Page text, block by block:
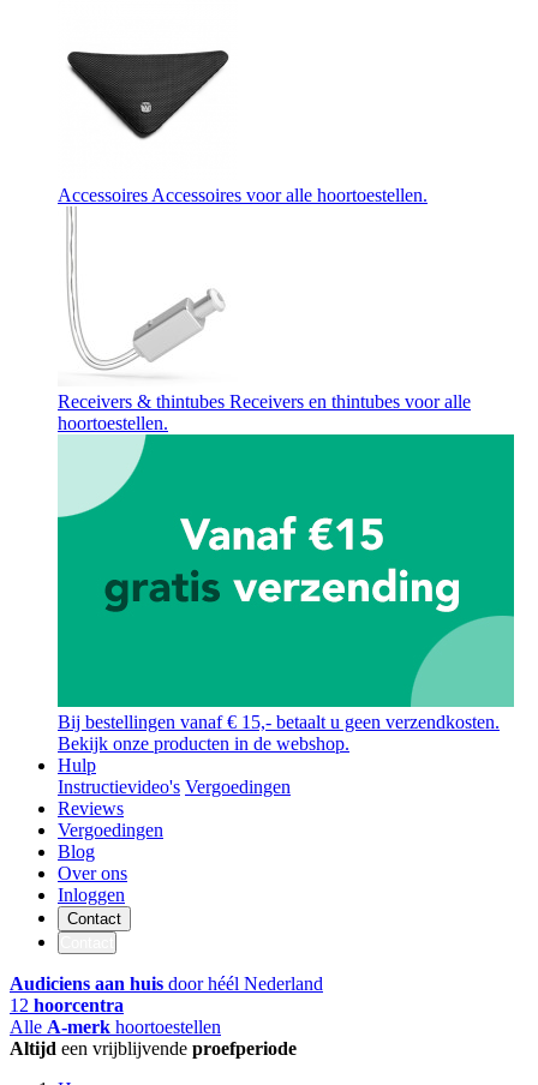
Accessoires Accessoires voor alle hoortoestellen.
Receivers & thintubes Receivers en thintubes voor alle
hoortoestellen.
Bij bestellingen vanaf € 15,- betaalt u geen verzendkosten.
Bekijk onze producten in de webshop.
Hulp
Instructievideo's Vergoedingen
Reviews
Vergoedingen
Blog
Over ons
Inloggen
Contact
Audiciens aan huis door héél Nederland
12 hoorcentra
Alle A-merk hoortoestellen
Altijd een vrijblijvende proefperiode